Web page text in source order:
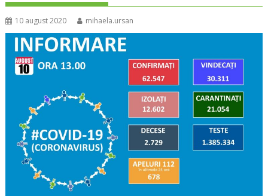
10 august 2020 mihaela.ursan